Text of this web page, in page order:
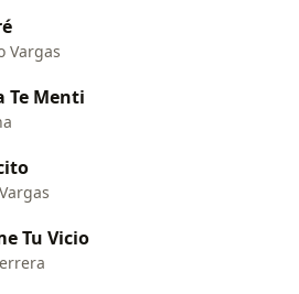
Vargas
Te Menti
Tu Vicio